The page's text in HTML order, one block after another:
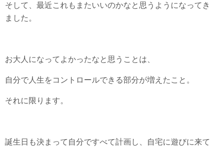
そして、最近これもまたいいのかなと思うようになってき
ました。
お大人になってよかったなと思うことは、
自分で人生をコントロールできる部分が増えたこと。
それに限ります。
誕生日も決まって自分ですべて計画し、自宅に遊びに来て